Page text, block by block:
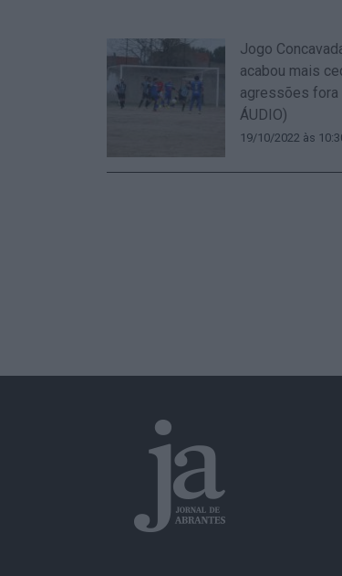
Jogo
acabou mais
agressões fora
ÁUDIO)
19/10/2022 às